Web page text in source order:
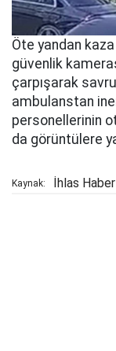
Öte yandan
güvenlik
çarpışarak
ambulanstan
personellerinin
da görüntülere
Kaynak: İhlas